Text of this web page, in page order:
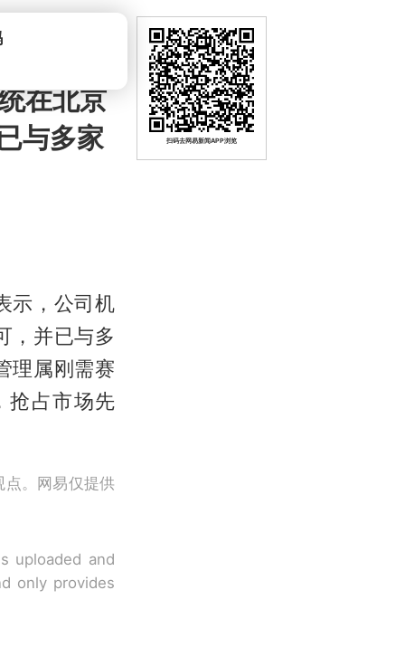
在北京
与多家
示，公司机
，并已与多
理属刚需赛
抢占市场先
点。网易仅提供
uploaded and
only provides
扫码去网易新闻APP浏览